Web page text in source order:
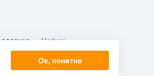
— Upriver
Ок, понятно